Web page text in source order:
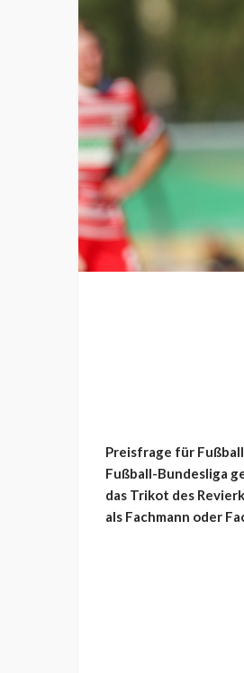
Preisfrage für
Fußball-Bundesliga
das Trikot des
als Fachmann oder